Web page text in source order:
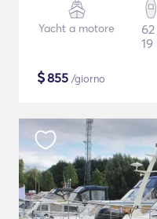
Yacht a motore
19
$855 /giorno